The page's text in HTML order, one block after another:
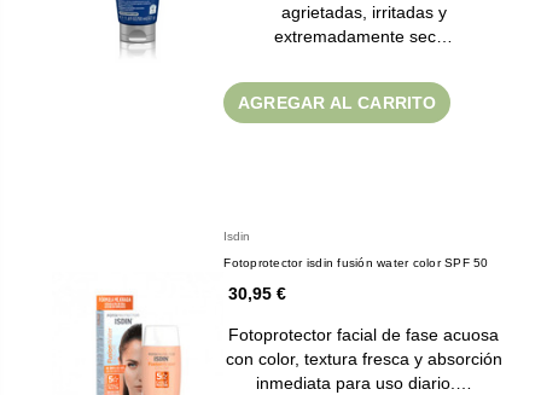
agrietadas, irritadas y
extremadamente sec…
AGREGAR AL CARRITO
Isdin
Fotoprotector isdin fusión water color SPF 50
30,95 €
Fotoprotector facial de fase acuosa
con color, textura fresca y absorción
inmediata para uso diario.…